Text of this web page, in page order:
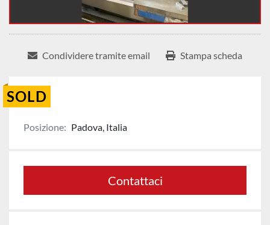
Condividere tramite email Stampa scheda
SOLD
Posizione: Padova, Italia
Contattaci